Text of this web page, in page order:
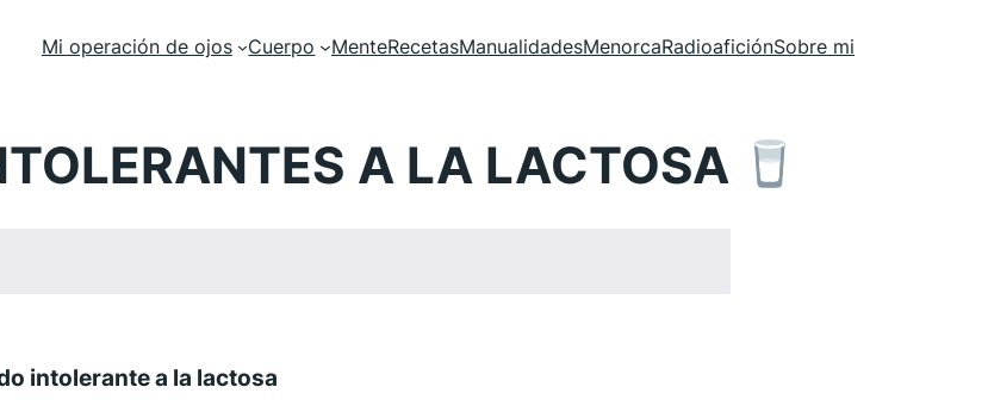
Mi operación de ojos Cuerpo MenteRecetasManualidadesMenorcaRadioaficiónSobre mi
A LA LACTOSA
intolerante a la lactosa